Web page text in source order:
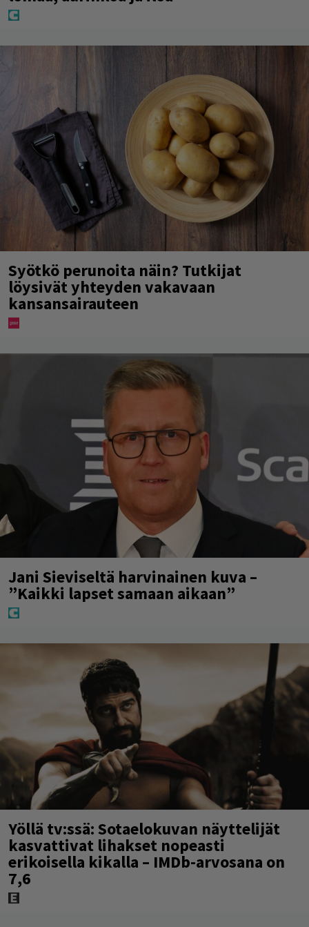
Syötkö perunoita näin? Tutkijat
löysivät yhteyden vakavaan
kansansairauteen
Jani Sieviseltä harvinainen kuva –
”Kaikki lapset samaan aikaan”
Yöllä tv:ssä: Sotaelokuvan näyttelijät
kasvattivat lihakset nopeasti
erikoisella kikalla – IMDb-arvosana on
7,6